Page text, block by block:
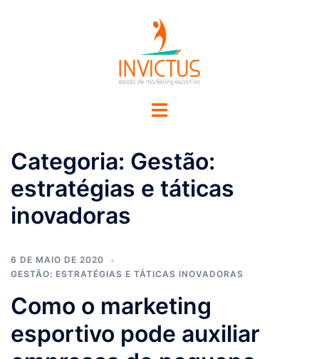
Categoria: Gestão:
estratégias e táticas
inovadoras
6 DE MAIO DE 2020
GESTÃO: ESTRATÉGIAS E TÁTICAS INOVADORAS
Como o marketing
esportivo pode auxiliar